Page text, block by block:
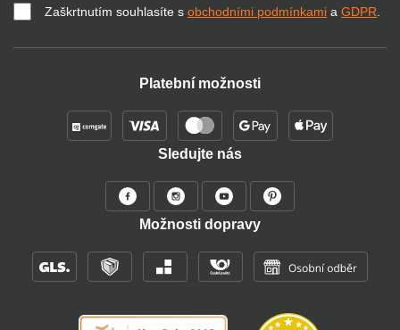
Zaškrtnutím souhlasíte s obchodními podmínkami a GDPR.
Platební možnosti
Sledujte nás
Možnosti dopravy